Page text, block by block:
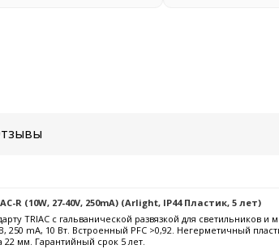
R (10W, 27-40V, 250mA) (Arlight, IP44 Пластик, 5 лет)
TRIAC с гальванической развязкой для светильников
250 mА, 10 Вт. Встроенный PFC >0,92. Негерметичный
мм. Гарантийный срок 5 лет.